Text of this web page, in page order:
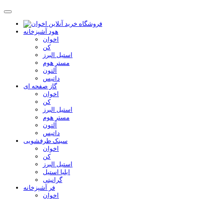
هود آشپزخانه
اخوان
کن
استیل البرز
مستر هوم
آلتون
داتیس
گاز صفحه ای
اخوان
کن
استیل البرز
مستر هوم
آلتون
داتیس
سینک ظرفشویی
اخوان
کن
استیل البرز
ایلیا استیل
گرانیتی
فر آشپزخانه
اخوان